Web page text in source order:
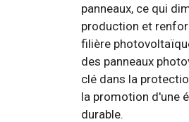
panneaux, ce qui
production et
filière
des panneaux
clé dans la
la promotion d'une
durable.